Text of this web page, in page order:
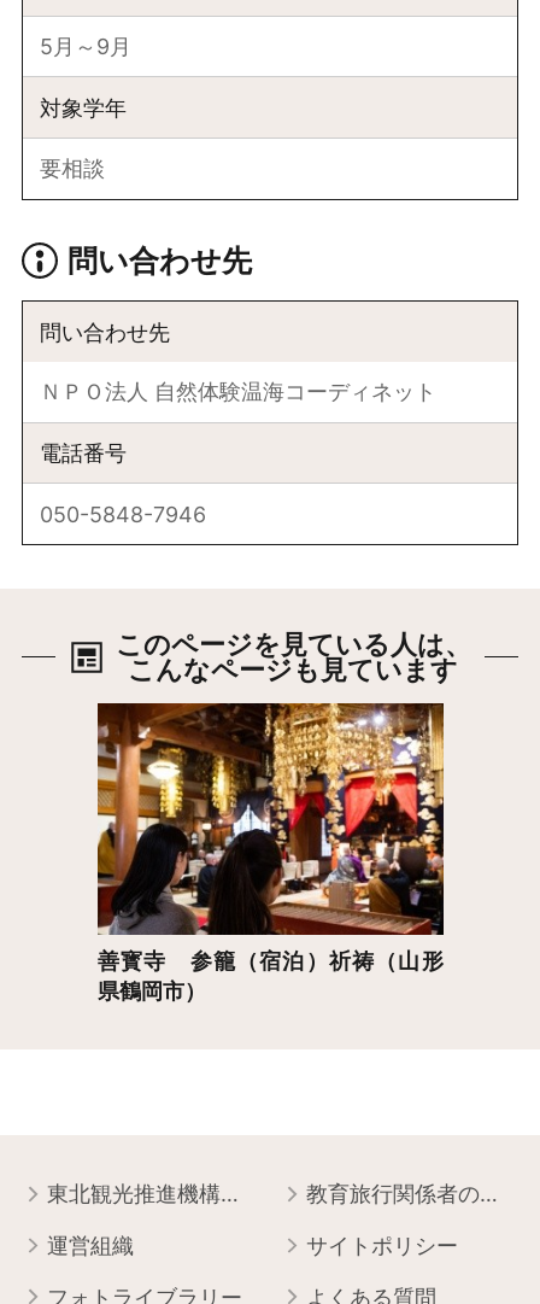
5月～9月
対象学年
要相談
問い合わせ先
問い合わせ先
ＮＰＯ法人 自然体験温海コーディネット
電話番号
050-5848-7946
このページを見ている人は、
こんなページも見ています
善寳寺 参籠（宿泊）祈祷（山形
県鶴岡市）
詳細はこちら
東北観光推進機構について 教育旅行関係者の皆様へ
運営組織 サイトポリシー
フォトライブラリー よくある質問